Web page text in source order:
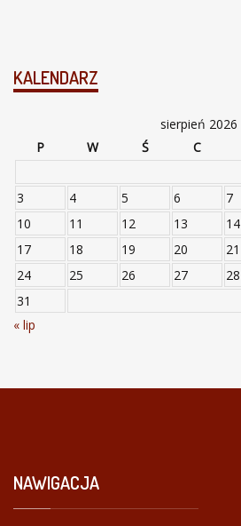
KALENDARZ
sierpień 2026
P
W Ś C
3
4 5 6 7
10
11 12 13 14
17
18 19 20 21
24
25 26 27 28
31
« lip
NAWIGACJA